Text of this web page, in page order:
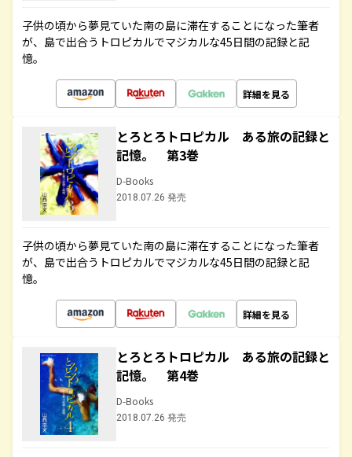
子供の頃から夢見ていた南の島に滞在することになった筆者
が、島で出合うトロピカルでマジカルな45日間の記録と記
憶。
詳細を見る
とろとろトロピカル ある旅の記録と
記憶。 第3巻
D-Books
2018.07.26 発売
子供の頃から夢見ていた南の島に滞在することになった筆者
が、島で出合うトロピカルでマジカルな45日間の記録と記
憶。
詳細を見る
とろとろトロピカル ある旅の記録と
記憶。 第4巻
D-Books
2018.07.26 発売